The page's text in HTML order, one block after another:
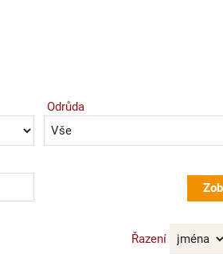
Odrůda
Řazení